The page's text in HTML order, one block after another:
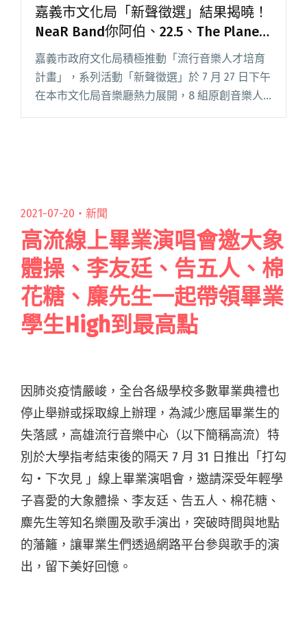
嘉義市文化局「新聲徵選」結果揭曉！
NeaR Band你阿伯、22.5、The Plane
Plan登上2025諸羅搖滾舞台
嘉義市政府文化局積極推動「流行音樂人才培育
計畫」，系列活動「新聲徵選」於 7 月 27 日下午
在本市文化局音樂廳熱力展開，8 組原創音樂人
包括 22.5、Henry Xu 徐敬偉、好國民、Rondy、
2021-07-20・ 新聞
高流線上畢業演唱會邀大象
體操、李友廷、告五人、棉
花糖、麋先生一起帶領畢業
學生High到最高點
因肺炎疫情嚴峻，全台各級學校多數畢業典禮也
停止舉辦或採取線上辦理，為減少應屆畢業生的
失落感，高雄流行音樂中心（以下簡稱高流）特
別於大學指考結束後的隔天 7 月 31 日推出「打勾
勾・下次見 」線上畢業演唱會，邀請深受年輕學
子喜愛的大象體操、李友廷、告五人、棉花糖、
麋先生等知名樂團及歌手演出，突破時間與地點
的藩籬，讓畢業生們透過網路平台參與歌手的演
出，留下美好回憶。